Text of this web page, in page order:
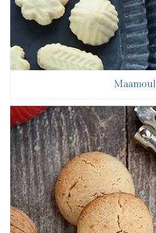
Maamoul